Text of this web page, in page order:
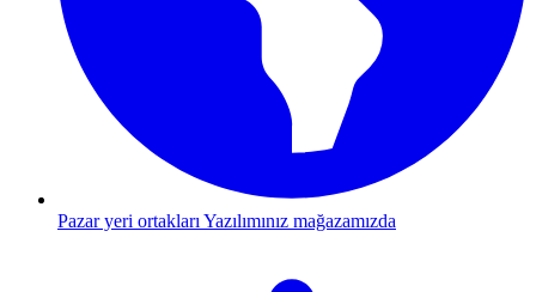
Pazar yeri ortakları Yazılımınız mağazamızda